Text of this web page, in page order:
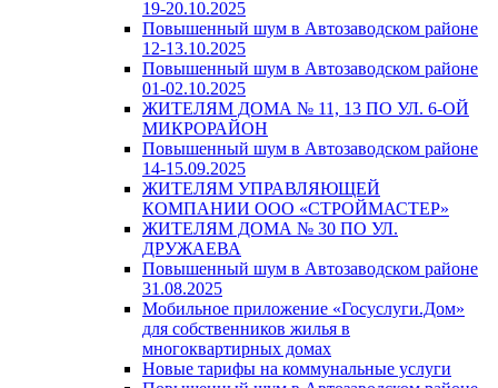
19-20.10.2025
Повышенный шум в Автозаводском районе
12-13.10.2025
Повышенный шум в Автозаводском районе
01-02.10.2025
ЖИТЕЛЯМ ДОМА № 11, 13 ПО УЛ. 6-ОЙ
МИКРОРАЙОН
Повышенный шум в Автозаводском районе
14-15.09.2025
ЖИТЕЛЯМ УПРАВЛЯЮЩЕЙ
КОМПАНИИ ООО «СТРОЙМАСТЕР»
ЖИТЕЛЯМ ДОМА № 30 ПО УЛ.
ДРУЖАЕВА
Повышенный шум в Автозаводском районе
31.08.2025
Мобильное приложение «Госуслуги.Дом»
для собственников жилья в
многоквартирных домах
Новые тарифы на коммунальные услуги